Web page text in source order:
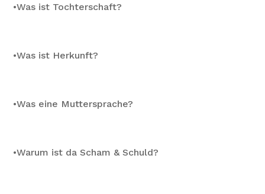
•Was ist Tochterschaft?
•Was ist Herkunft?
•Was eine Muttersprache?
•Warum ist da Scham & Schuld?